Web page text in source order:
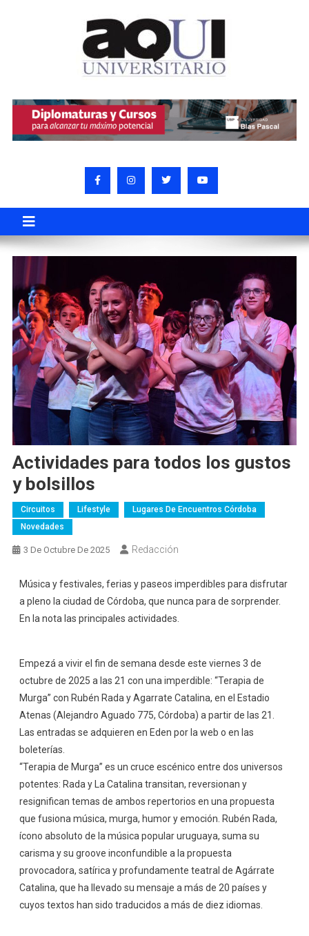
Actividades para todos los gustos
y bolsillos
Circuitos Lifestyle
Lugares De Encuentros Córdoba
Novedades
3 De Octubre De 2025 Redacción
Música y festivales, ferias y paseos imperdibles para disfrutar
a pleno la ciudad de Córdoba, que nunca para de sorprender.
En la nota las principales actividades.
Empezá a vivir el fin de semana desde este viernes 3 de
octubre de 2025 a las 21 con una imperdible: “Terapia de
Murga” con Rubén Rada y Agarrate Catalina, en el Estadio
Atenas (Alejandro Aguado 775, Córdoba) a partir de las 21.
Las entradas se adquieren en Eden por la web o en las
boleterías.
“Terapia de Murga” es un cruce escénico entre dos universos
potentes: Rada y La Catalina transitan, reversionan y
resignifican temas de ambos repertorios en una propuesta
que fusiona música, murga, humor y emoción. Rubén Rada,
ícono absoluto de la música popular uruguaya, suma su
carisma y su groove inconfundible a la propuesta
provocadora, satírica y profundamente teatral de Agárrate
Catalina, que ha llevado su mensaje a más de 20 países y
cuyos textos han sido traducidos a más de diez idiomas.